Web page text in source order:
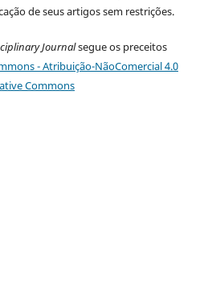
de seus artigos sem restrições.
Journalsegue os preceitos
- Atribuição-NãoComercial 4.0